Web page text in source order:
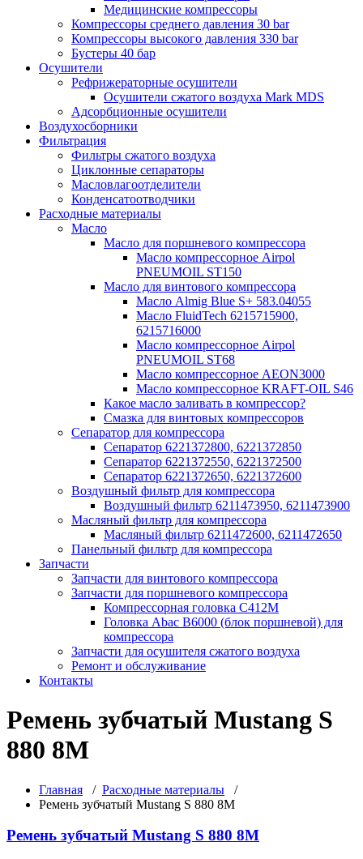
Медицинские компрессоры
Компрессоры среднего давления 30 bar
Компрессоры высокого давления 330 bar
Бустеры 40 бар
Осушители
Рефрижераторные осушители
Осушители сжатого воздуха Mark MDS
Адсорбционные осушители
Воздухосборники
Фильтрация
Фильтры сжатого воздуха
Циклонные сепараторы
Масловлагоотделители
Конденсатоотводчики
Расходные материалы
Масло
Масло для поршневого компрессора
Масло компрессорное Airpol
PNEUMOIL ST150
Масло для винтового компрессора
Масло Almig Blue S+ 583.04055
Масло FluidTech 6215715900,
6215716000
Масло компрессорное Airpol
PNEUMOIL ST68
Масло компрессорное AEON3000
Масло компрессорное KRAFT-OIL S46
Какое масло заливать в компрессор?
Смазка для винтовых компрессоров
Сепаратор для компрессора
Сепаратор 6221372800, 6221372850
Сепаратор 6221372550, 6221372500
Сепаратор 6221372650, 6221372600
Воздушный фильтр для компрессора
Воздушный фильтр 6211473950, 6211473900
Масляный фильтр для компрессора
Масляный фильтр 6211472600, 6211472650
Панельный фильтр для компрессора
Запчасти
Запчасти для винтового компрессора
Запчасти для поршневого компрессора
Компрессорная головка С412М
Головка Abac B6000 (блок поршневой) для
компрессора
Запчасти для осушителя сжатого воздуха
Ремонт и обслуживание
Контакты
Ремень зубчатый Mustang S
880 8M
Главная / Расходные материалы /
Ремень зубчатый Mustang S 880 8M
Ремень зубчатый Mustang S 880 8M